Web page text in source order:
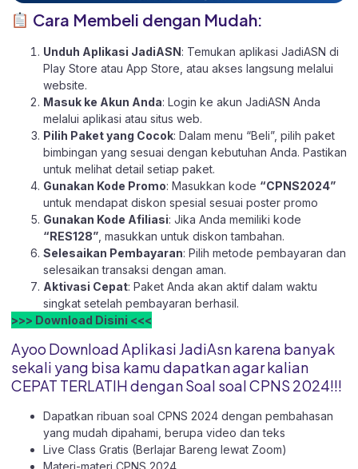
Cara Membeli dengan Mudah:
Unduh Aplikasi JadiASN: Temukan aplikasi JadiASN di
Play Store atau App Store , atau akses langsung melalui
website.
Masuk ke Akun Anda: Login ke akun JadiASN Anda
melalui aplikasi atau situs web.
Pilih Paket yang Cocok: Dalam menu “Beli”, pilih paket
bimbingan yang sesuai dengan kebutuhan Anda. Pastikan
untuk melihat detail setiap paket.
Gunakan Kode Promo: Masukkan kode “CPNS2024”
untuk mendapat diskon spesial sesuai poster promo
Gunakan Kode Afiliasi: Jika Anda memiliki kode
“RES128” , masukkan untuk diskon tambahan.
Selesaikan Pembayaran: Pilih metode pembayaran dan
selesaikan transaksi dengan aman.
Aktivasi Cepat: Paket Anda akan aktif dalam waktu
singkat setelah pembayaran berhasil.
>>> Download Disini <<<
Ayoo Download Aplikasi JadiAsn karena banyak
sekali yang bisa kamu dapatkan agar kalian
CEPAT TERLATIH dengan Soal soal CPNS 2024!!!
Dapatkan ribuan soal CPNS 2024 dengan pembahasan
yang mudah dipahami, berupa video dan teks
Live Class Gratis (Berlajar Bareng lewat Zoom)